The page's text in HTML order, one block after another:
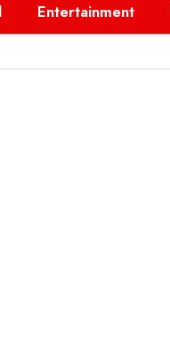
Entertainment